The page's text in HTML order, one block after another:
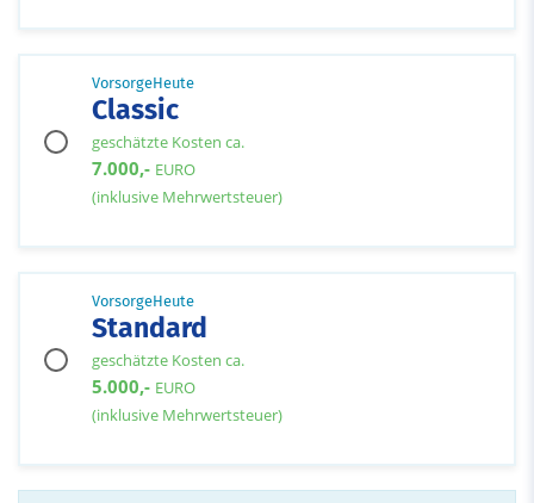
VorsorgeHeute
Classic
geschätzte Kosten ca.
7.000,- EURO
(inklusive Mehrwertsteuer)
VorsorgeHeute
Standard
geschätzte Kosten ca.
5.000,- EURO
(inklusive Mehrwertsteuer)